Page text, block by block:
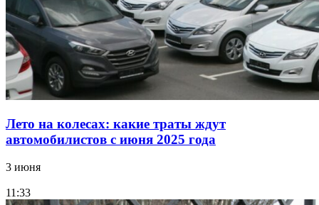
Лето на колесах: какие траты ждут
автомобилистов с июня 2025 года
3 июня
11:33